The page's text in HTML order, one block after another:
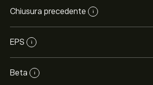
Chiusura precedente i
EPS i
Beta i